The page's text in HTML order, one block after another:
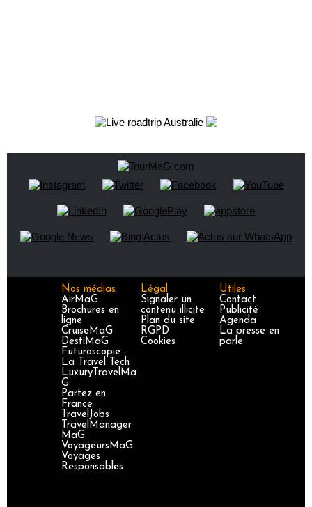
Nos médias
AirMaG
Brochures en
ligne
CruiseMaG
DestiMaG
Futuroscopie
La Travel Tech
LuxuryTravelMa
G
Partez en
France
TravelJobs
TravelManager
MaG
VoyageursMaG
Voyages
Responsables
Légal
Signaler un
contenu illicite
Plan du site
RGPD
Cookies
Utiles
Contact
Publicité
Agenda
La presse en
parle